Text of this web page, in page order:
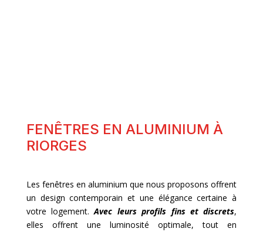
FENÊTRES EN ALUMINIUM À
RIORGES
Les fenêtres en aluminium que nous proposons offrent
un design contemporain et une élégance certaine à
votre logement.Avec leurs profils fins et discrets,
elles offrent une luminosité optimale, tout en